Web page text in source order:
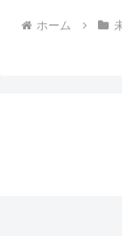
ホーム